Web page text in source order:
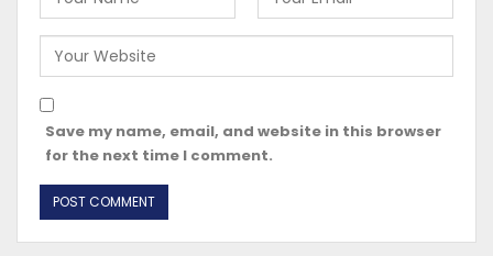
Save my name, email, and website in this browser
for the next time I comment.